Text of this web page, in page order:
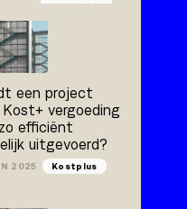
een project
vergoeding
efficiënt
uitgevoerd?
2025 Kostplus